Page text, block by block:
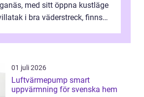
med sitt öppna kustläge
i bra väderstreck, finns
01 juli 2026
Luftvärmepump smart
uppvärmning för svenska hem